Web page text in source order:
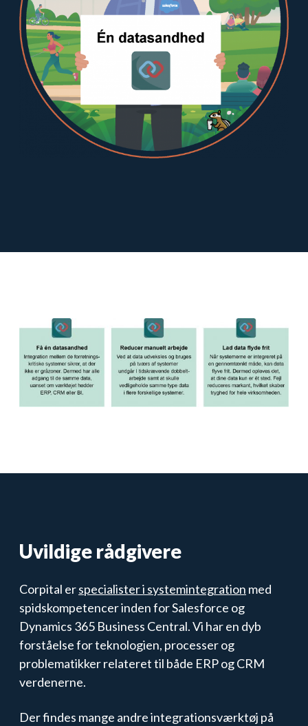
Uvildige rådgivere
Corpital erspecialister i systemintegration med
spidskompetencer inden for Salesforce og
Dynamics 365 Business Central. Vi har en dyb
forståelse for teknologien, processer og
problematikker relateret til både ERP og CRM
verdenerne.
Der findes mange andre integrationsværktøj på